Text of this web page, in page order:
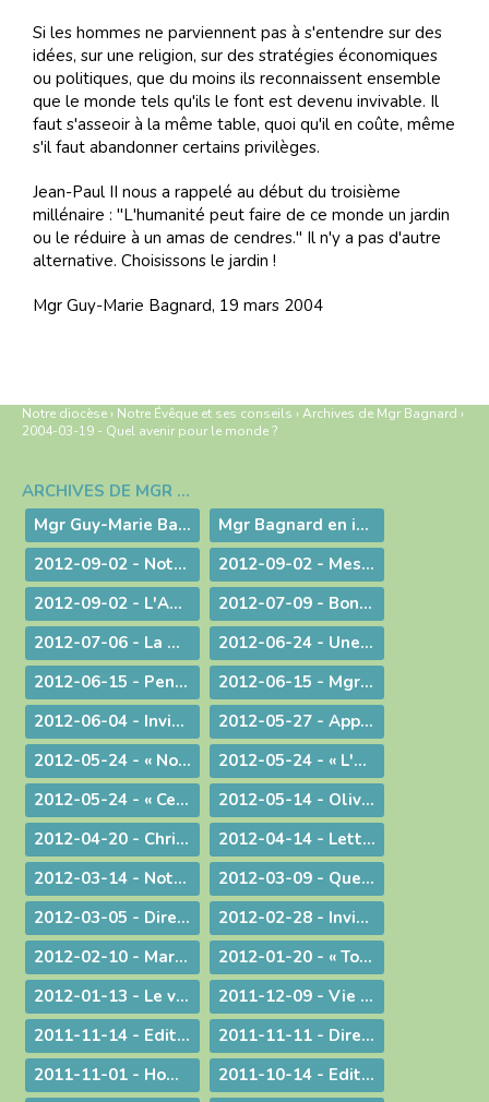
Si les hommes ne parviennent pas à s'entendre sur des
idées, sur une religion, sur des stratégies économiques
ou politiques, que du moins ils reconnaissent ensemble
que le monde tels qu'ils le font est devenu invivable. Il
faut s'asseoir à la même table, quoi qu'il en coûte, même
s'il faut abandonner certains privilèges.
Jean-Paul II nous a rappelé au début du troisième
millénaire : "L'humanité peut faire de ce monde un jardin
ou le réduire à un amas de cendres." Il n'y a pas d'autre
alternative. Choisissons le jardin !
Mgr Guy-Marie Bagnard, 19 mars 2004
Notre diocèse › Notre Évêque et ses conseils ›Archives de Mgr Bagnard ›
2004-03-19 - Quel avenir pour le monde ?
Navigation
ARCHIVES DE MGR BAGNARD
Mgr Guy-Marie Bagnard, évêque émérite de Belley-Ars
Mgr Bagnard en images
2012-09-02 - Notre tâche est de faire entendre la voix d'une conscience droite !
2012-09-02 - Message d'au-revoir de Mgr Bagnard
2012-09-02 - L'Amour de l'Eglise !
2012-07-09 - Bonne Route !
2012-07-06 - La miséricorde et le ministère du prêtre
2012-06-24 - Une vie donnée pour le Christ
2012-06-15 - Pentecôte 2012 : La fête d'une famille aux nombreux enfants !
2012-06-15 - Mgr Pascal Roland, Évêque de Belley-Ars : Message de Mgr Guy Bagnard aux diocésains de Belley-Ars
2012-06-04 - Invitation à l'Assemblée Générale de l'Association Diocésaine
2012-05-27 - Appelés à vivre l'Aujourd'hui de Dieu !
2012-05-24 - « Nous voulons vivre, développer et transmettre ce message chrétien ! »
2012-05-24 - « L'Esprit-Saint vous sera donné en plénitude. »
2012-05-24 - « Ce n'est pas le fait d'être évêque qui m'a rendu heureux, c'est le fait d'avoir donné ma vie »
2012-05-14 - Olivier de Coat, nouveau Directeur diocésain de l'Enseignement Catholique
2012-04-20 - Christ est ressuscité !
2012-04-14 - Lettre aux prêtres du diocèse
2012-03-14 - Note complémentaire à propos des élections
2012-03-09 - Quelle vision de l'homme ?
2012-03-05 - Directives diocésaines sur les intentions et offrandes de Messes
2012-02-28 - Invitation à la journée du sacerdoce et à la Messe Chrismale
2012-02-10 - Marcher pour la Vie
2012-01-20 - « Tous, nous serons transformés par la Victoire de notre Seigneur Jésus Christ. »
2012-01-13 - Le visage humain de Dieu
2011-12-09 - Vie privée ?
2011-11-14 - Edito : Mgr Bagnard revient sur le cinquantenaire de Vatican II
2011-11-11 - Dire et ne pas faire
2011-11-01 - Homélie pour la Toussaint
2011-10-14 - Edito : Vive la fa­mille !